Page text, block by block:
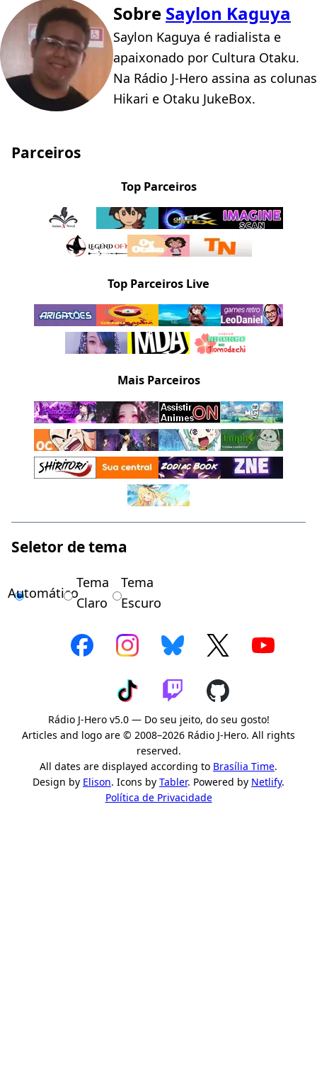
Sobre Saylon Kaguya
Saylon Kaguya é radialista e
apaixonado por Cultura Otaku.
Na Rádio J-Hero assina as colunas
Hikari e Otaku JukeBox.
Parceiros
Top Parceiros
Top Parceiros Live
Mais Parceiros
Seletor de tema
Automático
Tema
Claro
Tema
Escuro
Rádio J-Hero v5.0 — Do seu jeito, do seu gosto!
Articles and logo are © 2008–2026 Rádio J-Hero. All rights
reserved.
All dates are displayed according to Brasília Time.
Design by Elison. Icons by Tabler. Powered by Netlify.
Política de Privacidade